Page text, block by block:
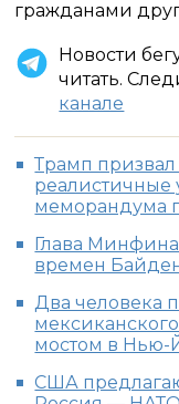
гражданами
Новости
читать.
канале
Трамп
реалистичные
меморандума
Глава
времен
Два человека
мостом в Нью-
США